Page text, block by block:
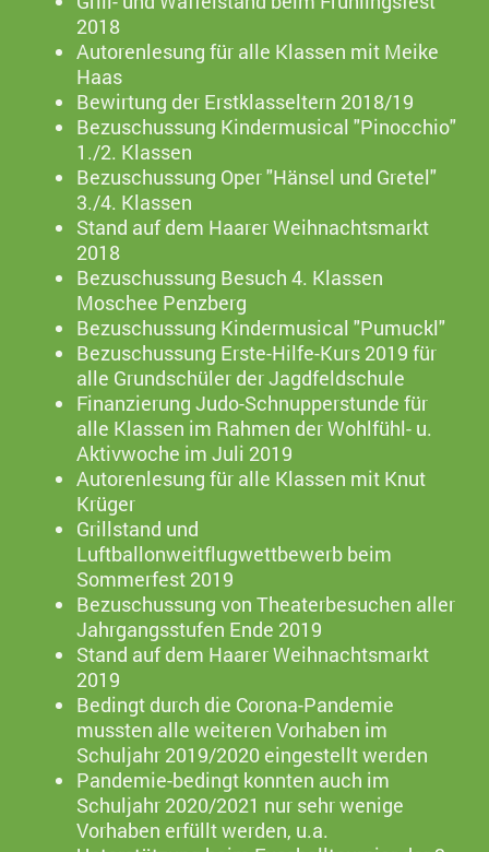
2018
Autorenlesung für alle Klassen mit Meike
Haas
Bewirtung der Erstklasseltern 2018/19
Bezuschussung Kindermusical "Pinocchio"
1./2. Klassen
Bezuschussung Oper "Hänsel und Gretel"
3./4. Klassen
Stand auf dem Haarer Weihnachtsmarkt
2018
Bezuschussung Besuch 4. Klassen
Moschee Penzberg
Bezuschussung Kindermusical "Pumuckl"
Bezuschussung Erste-Hilfe-Kurs 2019 für
alle Grundschüler der Jagdfeldschule
Finanzierung Judo-Schnupperstunde für
alle Klassen im Rahmen der Wohlfühl- u.
Aktivwoche im Juli 2019
Autorenlesung für alle Klassen mit Knut
Krüger
Grillstand und
Luftballonweitflugwettbewerb beim
Sommerfest 2019
Bezuschussung von Theaterbesuchen aller
Jahrgangsstufen Ende 2019
Stand auf dem Haarer Weihnachtsmarkt
2019
Bedingt durch die Corona-Pandemie
mussten alle weiteren Vorhaben im
Schuljahr 2019/2020 eingestellt werden
Pandemie-bedingt konnten auch im
Schuljahr 2020/2021 nur sehr wenige
Vorhaben erfüllt werden, u.a.